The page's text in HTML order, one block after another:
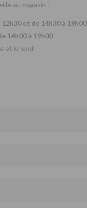
au magasin :
12h30 et de 14h30 à 19h00
14h00 à 19h00
et le lundi